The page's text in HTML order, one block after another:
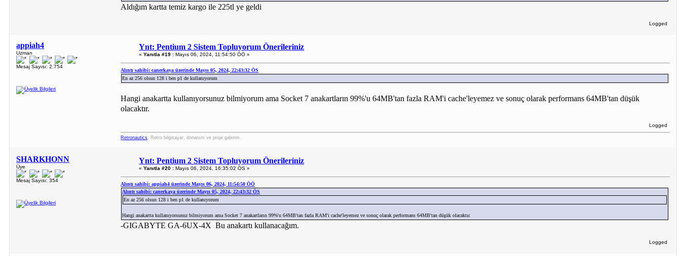
Aldığım kartta temiz kargo ile 225tl ye geldi
Logged
appiah4
Uzman
Mesaj Sayısı: 2.754
Ynt: Pentium 2 Sistem Topluyorum Önerileriniz
«Yanıtla #19 : Mayıs 06, 2024, 11:54:50 ÖÖ »
Alıntı sahibi: canerkaya üzerinde Mayıs 05, 2024, 22:43:32 ÖS
En az 256 olsun 128 i ben p1 de kullanıyorum
Hangi anakartta kullanıyorsunuz bilmiyorum ama Socket 7 anakartların 99%'u 64MB'tan fazla RAM'i cache'leyemez ve sonuç olarak performans 64MB'tan düşük
olacaktır.
Logged
Retronautics: Retro bilgisayar, donanım ve proje galerim.
SHARKHONN
Üye
Mesaj Sayısı: 354
Ynt: Pentium 2 Sistem Topluyorum Önerileriniz
«Yanıtla #20 : Mayıs 06, 2024, 16:35:02 ÖS »
Alıntı sahibi: appiah4 üzerinde Mayıs 06, 2024, 11:54:50 ÖÖ
Alıntı sahibi: canerkaya üzerinde Mayıs 05, 2024, 22:43:32 ÖS
En az 256 olsun 128 i ben p1 de kullanıyorum
Hangi anakartta kullanıyorsunuz bilmiyorum ama Socket 7 anakartların 99%'u 64MB'tan fazla RAM'i cache'leyemez ve sonuç olarak performans 64MB'tan düşük olacaktır.
-GIGABYTE GA-6UX-4X Bu anakartı kullanacağım.
Logged